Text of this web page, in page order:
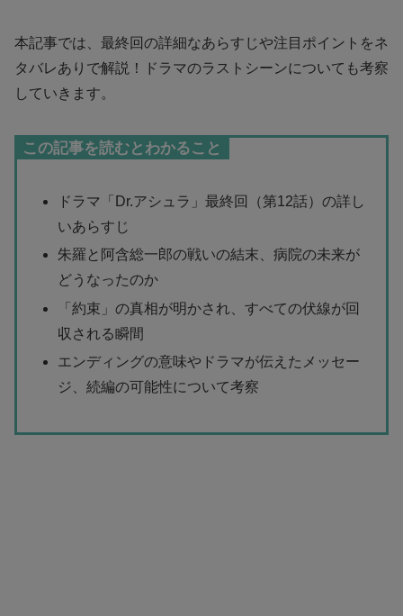
本記事では、最終回の詳細なあらすじや注目ポイントをネ
タバレありで解説！ドラマのラストシーンについても考察
していきます。
この記事を読むとわかること
ドラマ「Dr.アシュラ」最終回（第12話）の詳し
いあらすじ
朱羅と阿含総一郎の戦いの結末、病院の未来が
どうなったのか
「約束」の真相が明かされ、すべての伏線が回
収される瞬間
エンディングの意味やドラマが伝えたメッセー
ジ、続編の可能性について考察